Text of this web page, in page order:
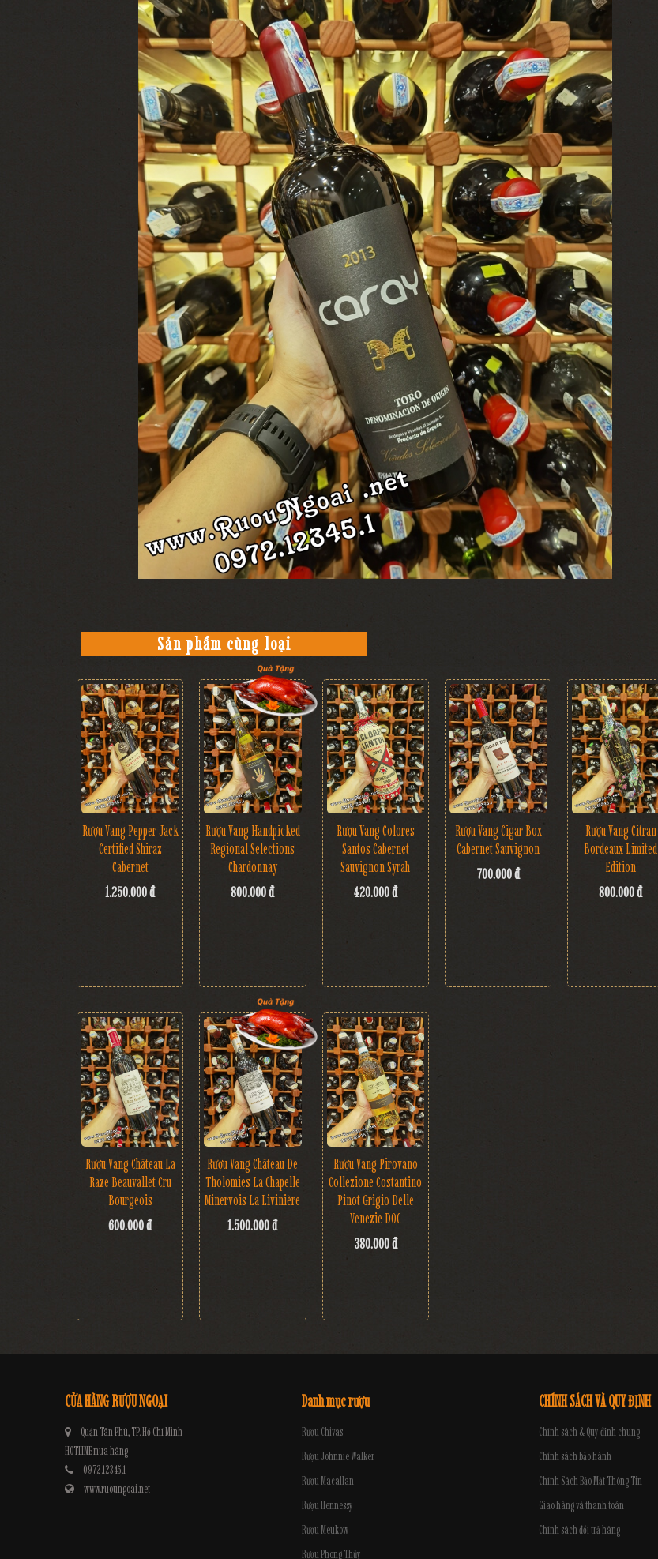
Sản phẩm cùng loại
Rượu Vang Pepper Jack
Certified Shiraz
Cabernet
1.250.000 đ
Rượu Vang Handpicked
Regional Selections
Chardonnay
800.000 đ
Rượu Vang Colores
Santos Cabernet
Sauvignon Syrah
420.000 đ
Rượu Vang Cigar Box
Cabernet Sauvignon
700.000 đ
Rượu Vang Citran
Bordeaux Limited
Edition
800.000 đ
Rượu Vang Château La
Raze Beauvallet Cru
Bourgeois
600.000 đ
Rượu Vang Château De
Tholomies La Chapelle
Minervois La Livinière
1.500.000 đ
Rượu Vang Pirovano
Collezione Costantino
Pinot Grigio Delle
Venezie DOC
380.000 đ
CỬA HÀNG RƯỢU NGOẠI
Quận Tân Phú, TP. Hồ Chí Minh
HOTLINE mua hàng
0972.12345.1
www.ruoungoai.net
Danh mục rượu
Rượu Chivas
Rượu Johnnie Walker
Rượu Macallan
Rượu Hennessy
Rượu Meukow
Rượu Phong Thủy
CHÍNH SÁCH VÀ QUY ĐỊNH
Chính sách & Quy định chung
Chính sách bảo hành
Chính Sách Bảo Mật Thông Tin
Giao hàng và thanh toán
Chính sách đổi trả hàng